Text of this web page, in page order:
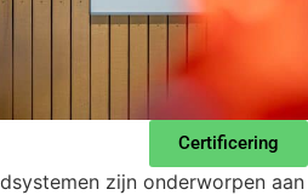
Certificering
zijn onderworpen aan